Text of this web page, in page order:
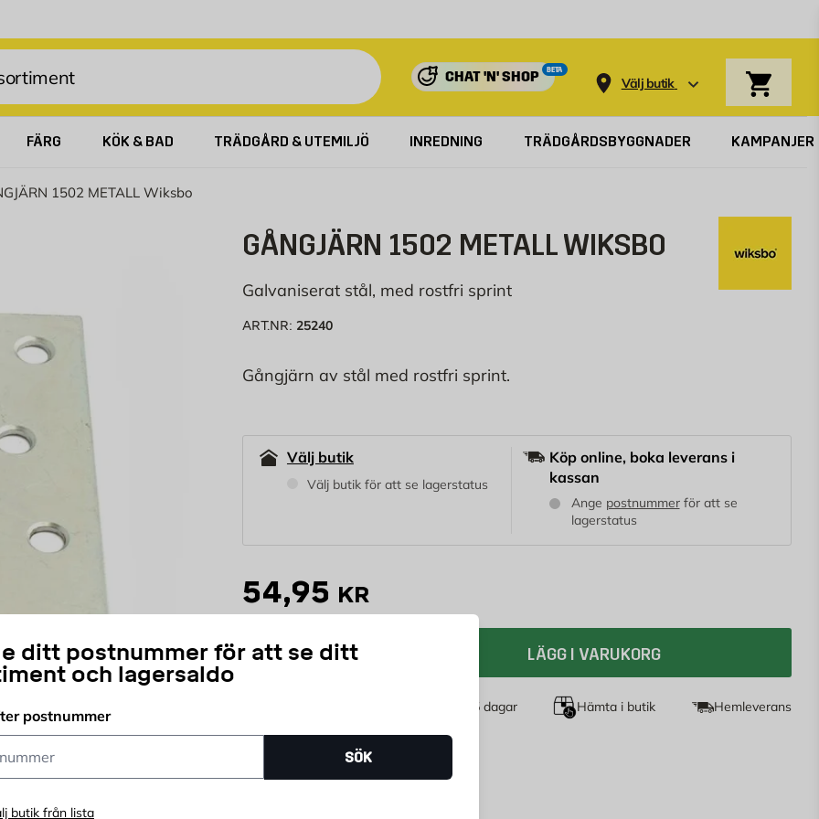
CHAT 'N' SHOP
BETA
Välj butik
ditt postnummer för att se ditt
och lagersaldo
postnummer
SÖK
butik från lista
FÄRG KÖK & BAD TRÄDGÅRD & UTEMILJÖ INREDNING TRÄDGÅRDSBYGGNADER KAMPANJER
1502 METALL Wiksbo
GÅNGJÄRN 1502 METALL WIKSBO
Galvaniserat stål, med rostfri sprint
ART.NR: 25240
Gångjärn av stål med rostfri sprint.
Välj butik
Välj butik för att se lagerstatus
Köp online, boka leverans i
kassan
Ange postnummerför att se
lagerstatus
54,95 KR
st LÄGG I VARUKORG
Öppet köp i 365 dagar Hämta i butik Hemleverans